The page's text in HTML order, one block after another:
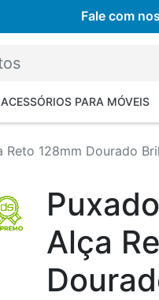
Fale com
ACESSÓRIOS PARA MÓVEIS
Reto 128mm Dourado
Alça